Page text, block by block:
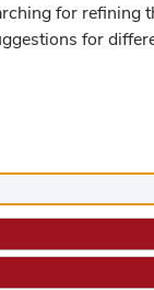
for refining
for